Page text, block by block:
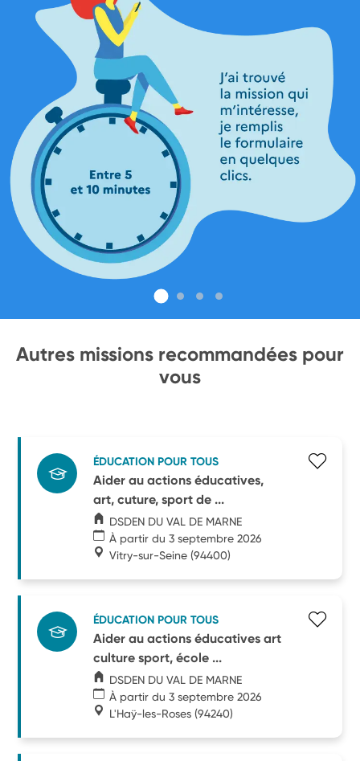
Autres missions recommandées pour
vous
ÉDUCATION POUR TOUS
Aider au actions éducatives,
art, cuture, sport de ...
DSDEN DU VAL DE MARNE
À partir du 3 septembre 2026
Vitry-sur-Seine (94400)
ÉDUCATION POUR TOUS
Aider au actions éducatives art
culture sport, école ...
DSDEN DU VAL DE MARNE
À partir du 3 septembre 2026
L'Haÿ-les-Roses (94240)